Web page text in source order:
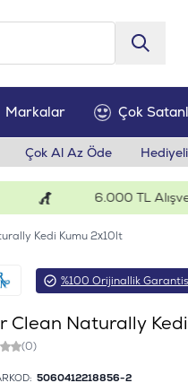
Markalar Çok
Çok Al Az Öde
6.000 TL
Kedi Kumu 2x10lt
%100 Orijinallik
Clean Naturally
(0)
5060412218856-2